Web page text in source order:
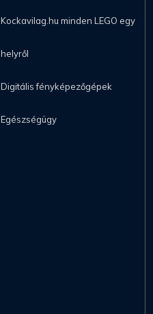
Kockavilag.hu minden LEGO egy
helyről
Digitális fényképezőgépek
Egészségügy